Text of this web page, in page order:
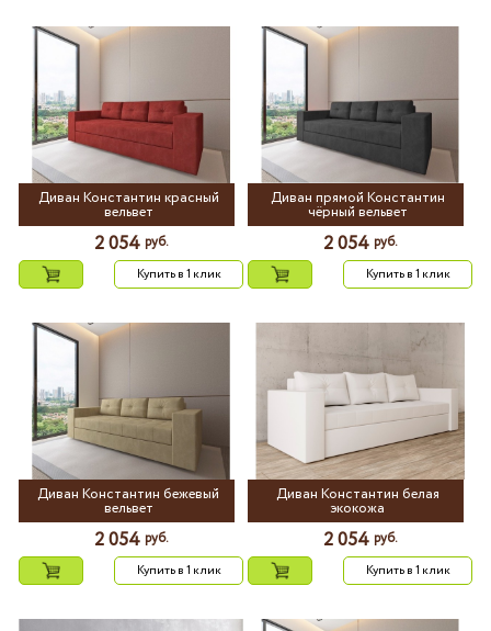
Диван Константин красный
вельвет
2 054 руб.
Купить в 1 клик
Диван прямой Константин
чёрный вельвет
2 054 руб.
Купить в 1 клик
Диван Константин бежевый
вельвет
2 054 руб.
Купить в 1 клик
Диван Константин белая
экокожа
2 054 руб.
Купить в 1 клик